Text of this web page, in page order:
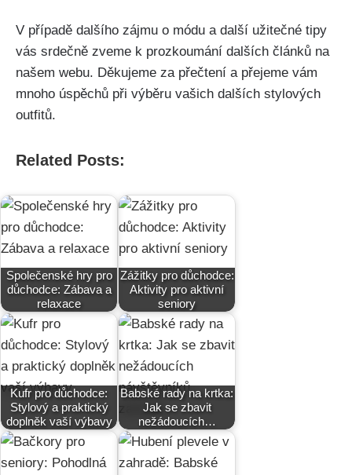
V ​případě ​dalšího zájmu o módu a další ⁢užitečné tipy​
vás ⁢srdečně zveme k prozkoumání‌ dalších článků na
našem webu. Děkujeme za přečtení a přejeme vám
mnoho​ úspěchů při výběru vašich dalších ‌stylových
outfitů.
Related Posts:
Společenské hry pro
důchodce: Zábava a
relaxace
Zážitky pro důchodce:
Aktivity pro aktivní
seniory
Kufr pro důchodce:
Stylový a praktický
doplněk vaší výbavy
Babské rady na krtka:
Jak se zbavit
nežádoucích…